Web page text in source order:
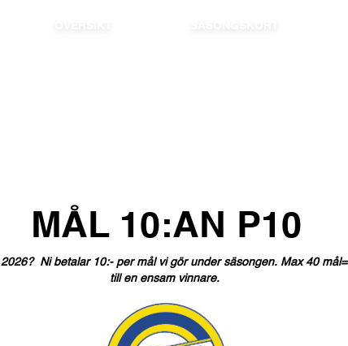
MÅL 10:AN P10
2026? Ni betalar 10:- per mål vi gör under säsongen. Max 40
till en ensam vinnare.